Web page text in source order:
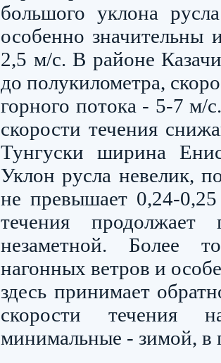
большого уклона
особенно значительны
2,5 м/с. В районе
до полукилометра,
горного потока - 5-7 м/
скорости течения
Тунгуски ширина
Уклон русла невелик,
не превышает 0,24-
течения продолжает
незаметной. Более
нагонных ветров и
здесь принимает
скорости течения
минимальные - зимой, в